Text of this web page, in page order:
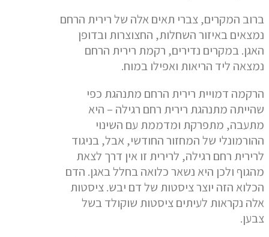
ברוב המקרים, צברי תאים אלה של רירית הרחם
נמצאים באיזור השחלות, החצוצרות ובדופן
האגן. במקרים נדירים, רקמת רירית הרחם
נמצאה ליד הריאות ואפילו במוח.
הרקמה דמויית רירית הרחם מתנהגת כפי
שהייתה מתנהגת רירית רחם רגילה – היא
מתעבה, מתפרקת ומדממת עם השינוי
ההורמונלי של המחזור החודשי, אבל, בניגוד
לרירית רחם רגילה, לרירית זו אין דרך לצאת
מהגוף ולכן היא נשאר כלואה בחלל באגן. הדם
הכלוא הזה יוצר ציסטות של דם יבש. ציסטות
אלה נקראות לעיתים ציסטות שוקולד בשל
צבען.